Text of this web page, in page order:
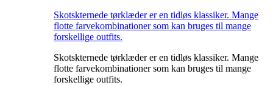
Skotskternede tørklæder er en tidløs klassiker. Mange
flotte farvekombinationer som kan bruges til mange
forskellige outfits.
Skotskternede tørklæder er en tidløs klassiker. Mange
flotte farvekombinationer som kan bruges til mange
forskellige outfits.